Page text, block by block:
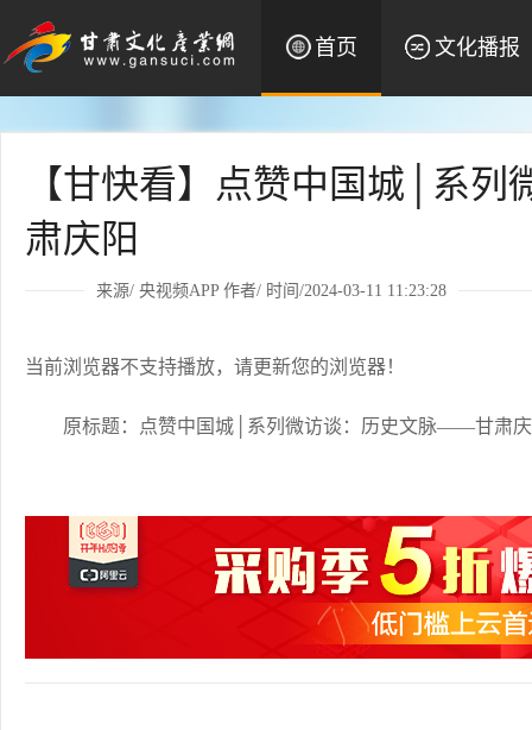
首页 文化播报
【甘快看】点赞中国城│系
肃庆阳
来源/ 央视频APP 作者/ 时间/2024-03-11 11:23:28
当前浏览器不支持播放，请更新您的浏览器！
原标题：点赞中国城│系列微访谈：历史文脉——甘肃